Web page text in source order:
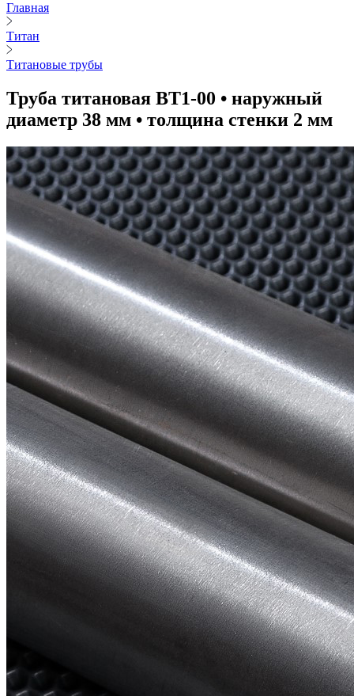
Главная
Титан
Титановые трубы
Труба титановая ВТ1-00 • наружный
диаметр 38 мм • толщина стенки 2 мм